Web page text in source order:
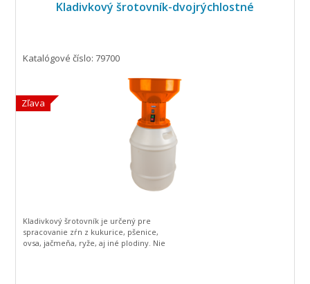
Kladivkový šrotovník-dvojrýchlostné
Zľava
Katalógové číslo: 79700
Kladivkový šrotovník je určený pre
spracovanie zŕn z kukurice, pšenice,
ovsa, jačmeňa, ryže, aj iné plodiny. Nie